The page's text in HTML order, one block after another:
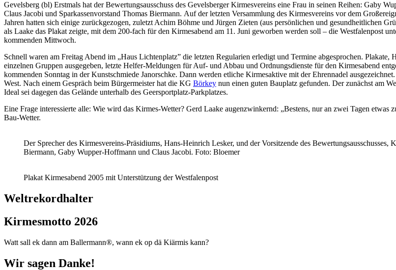
Gevelsberg (bl) Erstmals hat der Bewertungsausschuss des Gevelsberger Kirmesvereins eine Frau in seinen Reihen: Gaby
Claus Jacobi und Sparkassenvorstand Thomas Biermann. Auf der letzten Versammlung des Kirmesvereins vor dem
Jahren hatten sich einige zurückgezogen, zuletzt Achim Böhme und Jürgen Zieten (aus persönlichen und gesundheitlichen
als Laake das Plakat zeigte, mit dem 200-fach für den Kirmesabend am 11. Juni geworben werden soll – die Westfalenpost
kommenden Mittwoch.
Schnell waren am Freitag Abend im „Haus Lichtenplatz” die letzten Regularien erledigt und Termine abgesprochen.
einzelnen Gruppen ausgegeben, letzte Helfer-Meldungen für Auf- und Abbau und Ordnungsdienste für den Kirmesabend
kommenden Sonntag in der Kunstschmiede Janorschke. Dann werden etliche Kirmesaktive mit der Ehrennadel
West. Nach einem Gespräch beim Bürgermeister hat die KG Börkey nun einen guten Bauplatz gefunden. Der zunächst am
Ideal sei dagegen das Gelände unterhalb des Geersportplatz-Parkplatzes.
Eine Frage interessierte alle: Wie wird das Kirmes-Wetter? Gerd Laake augenzwinkernd: „Bestens, nur an zwei Tagen etwas
Bau-Wetter.
Der Sprecher des Kirmesvereins-Präsidiums, Hans-Heinrich Lesker, und der Vorsitzende des
Biermann, Gaby Wupper-Hoffmann und Claus Jacobi. Foto: Bloemer
Plakat Kirmesabend 2005 mit Unterstützung der Westfalenpost
Weltrekordhalter
Kirmesmotto 2026
Watt sall ek dann am Ballermann®, wann ek op dä Kiärmis kann?
Wir sagen Danke!